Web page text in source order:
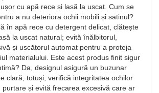
cu apă rece și lasă la uscat. Cum se
a nu deteriora ochii mobili și satinul?
în apă rece cu detergent delicat, clătește
la uscat natural; evită înălbitorul,
și uscătorul automat pentru a proteja
materialului. Este acest produs finit sigur
Da, designul asigură un buzunar
clară; totuși, verifică integritatea ochilor
purtare și evită frecarea excesivă care ar